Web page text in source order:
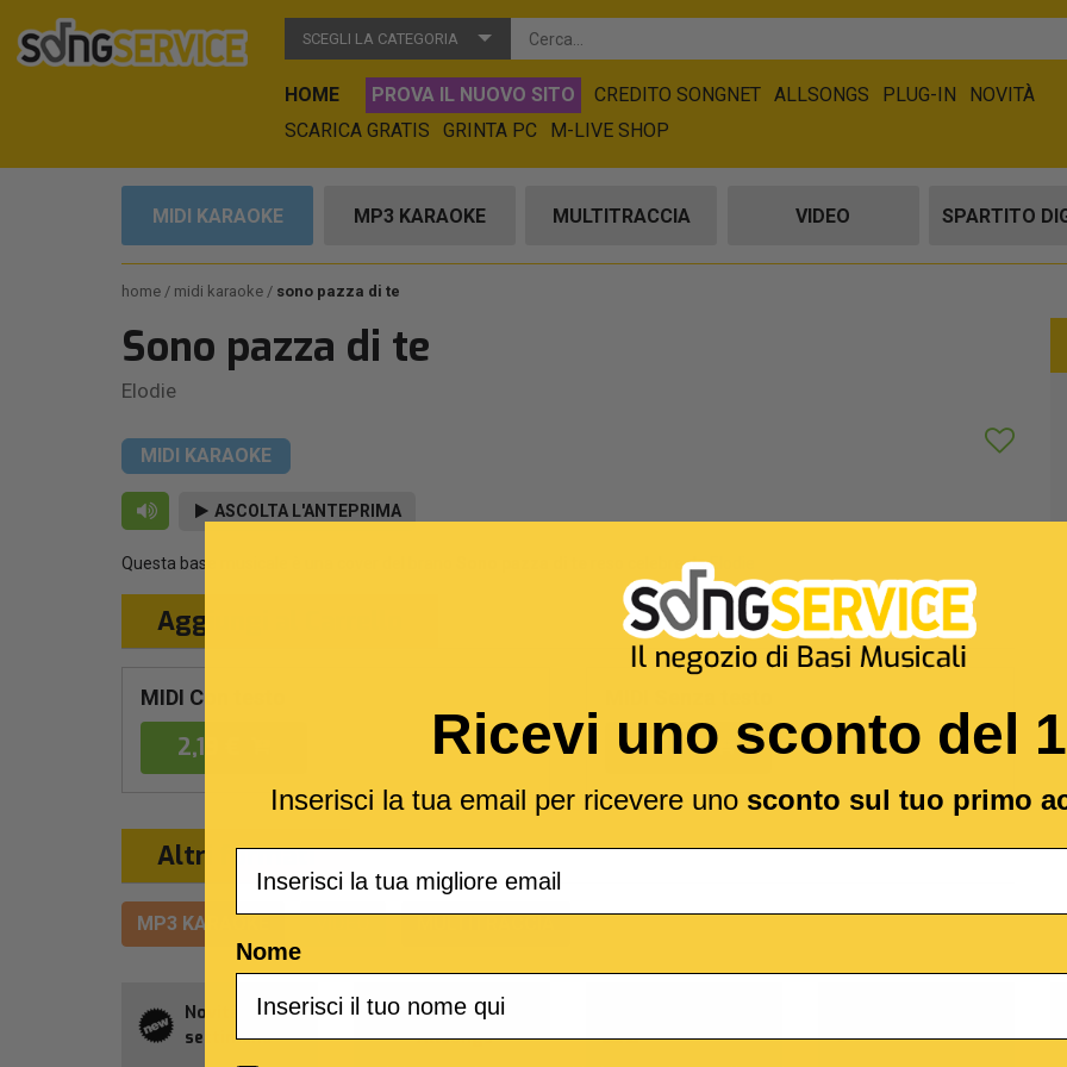
SCEGLI LA CATEGORIA
HOME PROVA IL NUOVO SITO CREDITO SONGNET ALLSONGS PLUG-IN
NOVITÀ
SCARICA GRATIS
GRINTA PC M-LIVE SHOP
MIDI KARAOKE MP3 KARAOKE MULTITRACCIA VIDEO SPARTITO
home midi karaoke sono pazza di te
Sono pazza di te
Elodie
MIDI KARAOKE
ASCOLTA L'ANTEPRIMA
Questa base musicale è una cover del brano reso celebre daElodie
Aggiungi al Carrello
MIDI Con testo
2,19 € 2,19 €
Altri formati
MP3 KARAOKE
(*)
Novità della
settimana
Abbonamento
Allsongs
Ricevi uno sconto del
Inserisci la tua email per ricevere uno sconto sul tuo primo
Nome